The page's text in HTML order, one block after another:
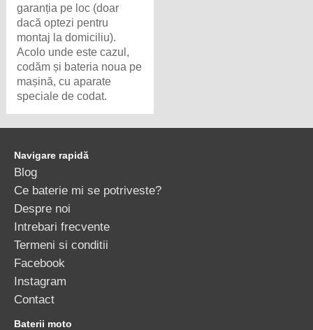
garanția pe loc (doar
dacă optezi pentru
montaj la domiciliu).
Acolo unde este cazul,
codăm și bateria noua pe
mașină, cu aparate
speciale de codat.
Navigare rapidă
Blog
Ce baterie mi se potriveste?
Despre noi
Intrebari frecvente
Termeni si conditii
Facebook
Instagram
Contact
Baterii moto